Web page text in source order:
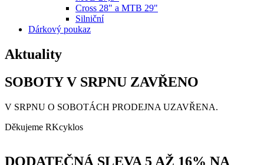
Cross 28" a MTB 29"
Silniční
Dárkový poukaz
Aktuality
SOBOTY V SRPNU ZAVŘENO
V SRPNU O SOBOTÁCH PRODEJNA UZAVŘENA.
Děkujeme RKcyklos
DODATEČNÁ SLEVA 5 AŽ 16% NA